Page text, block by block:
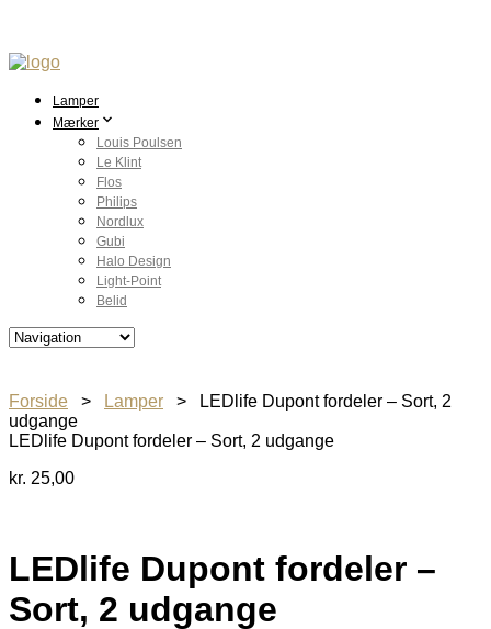
Lamper
Mærker
Louis Poulsen
Le Klint
Flos
Philips
Nordlux
Gubi
Halo Design
Light-Point
Belid
Forside > Lamper > LEDlife Dupont fordeler – Sort, 2
udgange
LEDlife Dupont fordeler – Sort, 2 udgange
kr. 25,00
LEDlife Dupont fordeler –
Sort, 2 udgange